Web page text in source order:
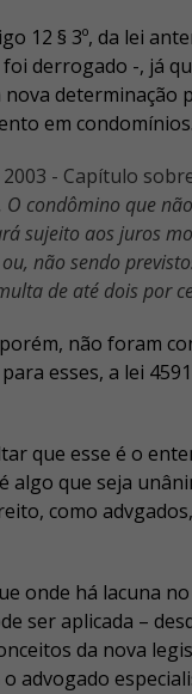
12 § 3º, da lei
derrogado -, já
nova determinação
em
2003 - Capítulo
O condômino que
sujeito aos juros
não sendo
de até dois por
não foram
esses, a lei
que esse é o
algo que seja
como
onde há lacuna
ser aplicada –
da nova
advogado